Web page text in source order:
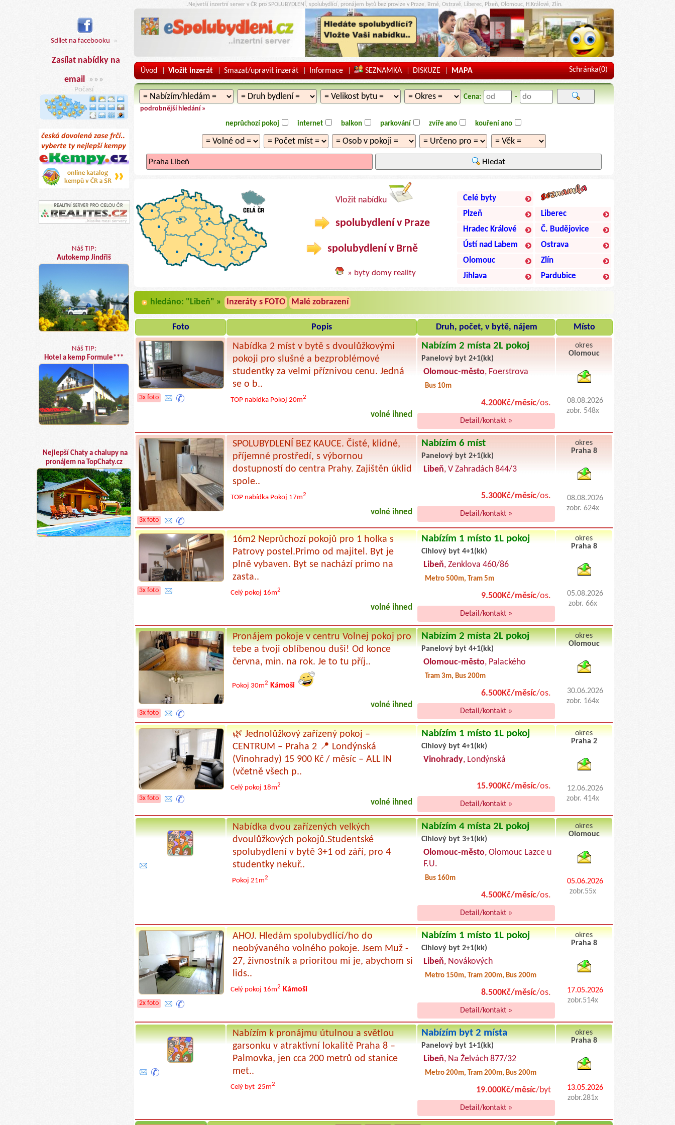
Sdílet na facebooku »
Zasílat nabídky na
email »»»
Počasí
Náš TIP:
Autokemp Jindřiš
Náš TIP:
Hotel a kemp Formule***
Nejlepší Chaty a chalupy na
pronájem na TopChaty.cz
..Nejvetší inzertní server v ČR pro SPOLUBYDLENÍ, spolubydlící, pronájem bytů bez provize v Praze, Brně, Ostravě, Liberec, Plzeň, Olomouc, H.Králové, Zlín.
Úvod | Vložit inzerát | Smazat/upravit inzerát | Informace | SEZNAMKA | DISKUZE | MAPA Schránka(0)
Cena: -
podrobnější hledání »
neprůchozí pokoj internet balkon parkování zvíře ano kouření ano
Hledat
Vložit nabídku
spolubydlení v Praze
spolubydlení v Brně
» byty domy reality
Celé byty
Plzeň
Liberec
Hradec Králové
Č. Budějovice
Ústí nad Labem
Ostrava
Olomouc
Zlín
Jihlava
Pardubice
hledáno: "Libeň" » Inzeráty s FOTO Malé zobrazení
Foto Popis Druh, počet, v bytě, nájem Místo
3x foto
Nabídka 2 míst v bytě s dvoulůžkovými
pokoji pro slušné a bezproblémové
studentky za velmi příznivou cenu. Jedná
se o b..
TOP nabídkaPokoj 20m2
volné ihned
Nabízím 2 místa 2L pokoj
Panelový byt 2+1(kk)
Olomouc-město, Foerstrova
Bus 10m
4.200Kč/měsíc/os.
Detail/kontakt »
okres
Olomouc
08.08.2026
zobr. 548x
3x foto
SPOLUBYDLENÍ BEZ KAUCE. Čisté, klidné,
příjemné prostředí, s výbornou
dostupností do centra Prahy. Zajištěn úklid
spole..
TOP nabídkaPokoj 17m2
volné ihned
Nabízím 6 míst
Panelový byt 2+1(kk)
Libeň, V Zahradách 844/3
5.300Kč/měsíc/os.
Detail/kontakt »
okres
Praha 8
08.08.2026
zobr. 624x
3x foto
16m2 Neprůchozí pokojů pro 1 holka s
Patrovy postel.Primo od majitel. Byt je
plně vybaven. Byt se nachází primo na
zasta..
Celý pokoj 16m2
volné ihned
Nabízím 1 místo 1L pokoj
Cihlový byt 4+1(kk)
Libeň, Zenklova 460/86
Metro 500m, Tram 5m
9.500Kč/měsíc/os.
Detail/kontakt »
okres
Praha 8
05.08.2026
zobr. 66x
3x foto
Pronájem pokoje v centru Volnej pokoj pro
tebe a tvoji oblíbenou duši! Od konce
června, min. na rok. Je to tu příj..
Pokoj 30m2 Kámoši
volné ihned
Nabízím 2 místa 2L pokoj
Panelový byt 4+1(kk)
Olomouc-město, Palackého
Tram 3m, Bus 200m
6.500Kč/měsíc/os.
Detail/kontakt »
okres
Olomouc
30.06.2026
zobr. 164x
3x foto
🌿 Jednolůžkový zařízený pokoj –
CENTRUM – Praha 2 📍 Londýnská
(Vinohrady) 15 900 Kč / měsíc – ALL IN
(včetně všech p..
Celý pokoj 18m2
volné ihned
Nabízím 1 místo 1L pokoj
Cihlový byt 4+1(kk)
Vinohrady, Londýnská
15.900Kč/měsíc/os.
Detail/kontakt »
okres
Praha 2
12.06.2026
zobr. 414x
Nabídka dvou zařízených velkých
dvoulůžkových pokojů.Studentské
spolubydlení v bytě 3+1 od září, pro 4
studentky nekuř..
Pokoj 21m2
Nabízím 4 místa 2L pokoj
Cihlový byt 3+1(kk)
Olomouc-město, Olomouc Lazce u
F.U.
Bus 160m
4.500Kč/měsíc/os.
Detail/kontakt »
okres
Olomouc
05.06.2026
zobr.55x
2x foto
AHOJ. Hledám spolubydlící/ho do
neobývaného volného pokoje. Jsem Muž -
27, živnostník a prioritou mi je, abychom si
lids..
Celý pokoj 16m2 Kámoši
Nabízím 1 místo 1L pokoj
Cihlový byt 2+1(kk)
Libeň, Novákových
Metro 150m, Tram 200m, Bus 200m
8.500Kč/měsíc/os.
Detail/kontakt »
okres
Praha 8
17.05.2026
zobr.514x
Nabízím k pronájmu útulnou a světlou
garsonku v atraktivní lokalitě Praha 8 –
Palmovka, jen cca 200 metrů od stanice
met..
Celý byt25m2
Nabízím byt 2 místa
Panelový byt 1+1(kk)
Libeň, Na Želvách 877/32
Metro 200m, Tram 200m, Bus 200m
19.000Kč/měsíc/byt
Detail/kontakt »
okres
Praha 8
13.05.2026
zobr.281x